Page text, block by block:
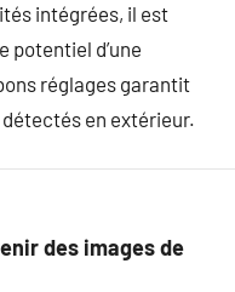
intégrées, il est
potentiel d’une
réglages garantit
en extérieur.
des images de